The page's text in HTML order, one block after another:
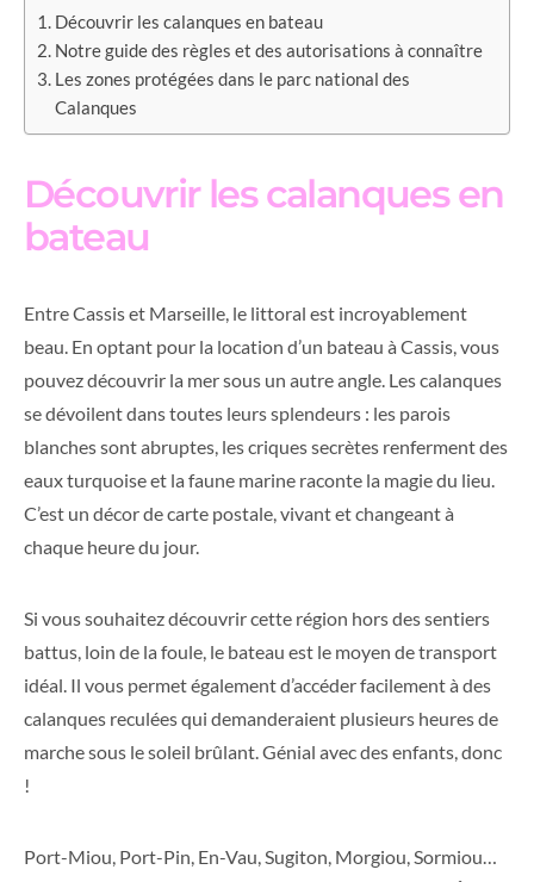
Découvrir les calanques en bateau
Notre guide des règles et des autorisations à connaître
Les zones protégées dans le parc national des
Calanques
Découvrir les calanques en
bateau
Entre Cassis et Marseille, le littoral est incroyablement
beau. En optant pour la location d’un bateau à Cassis, vous
pouvez découvrir la mer sous un autre angle. Les calanques
se dévoilent dans toutes leurs splendeurs : les parois
blanches sont abruptes, les criques secrètes renferment des
eaux turquoise et la faune marine raconte la magie du lieu.
C’est un décor de carte postale, vivant et changeant à
chaque heure du jour.
Si vous souhaitez découvrir cette région hors des sentiers
battus, loin de la foule, le bateau est le moyen de transport
idéal. Il vous permet également d’accéder facilement à des
calanques reculées qui demanderaient plusieurs heures de
marche sous le soleil brûlant. Génial avec des enfants, donc
!
Port-Miou, Port-Pin, En-Vau, Sugiton, Morgiou, Sormiou…